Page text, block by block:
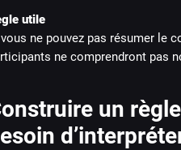
utile
ne pouvez pas résumer le
ne comprendront pas
un